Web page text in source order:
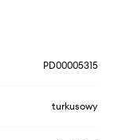
PD00005315
turkusowy